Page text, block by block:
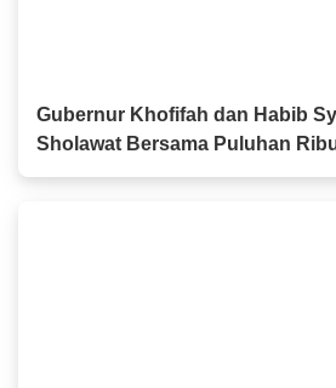
Gubernur Khofifah dan Habib
Sholawat Bersama Puluhan
Pahlawan dan Perkuat